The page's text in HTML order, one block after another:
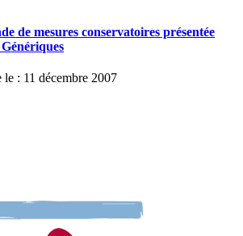
de mesures conservatoires présentée
: 11 décembre 2007